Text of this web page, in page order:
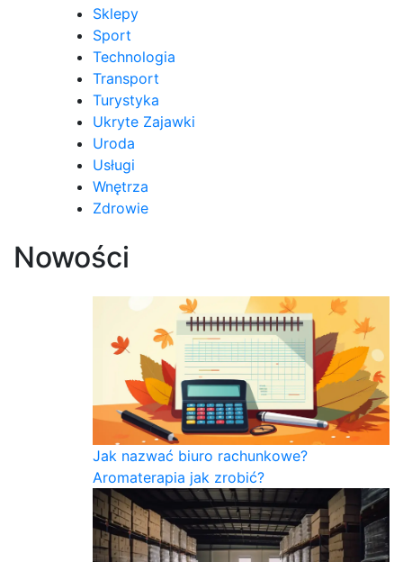
Sklepy
Sport
Technologia
Transport
Turystyka
Ukryte Zajawki
Uroda
Usługi
Wnętrza
Zdrowie
Nowości
Jak nazwać biuro rachunkowe?
Aromaterapia jak zrobić?